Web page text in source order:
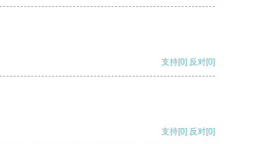
支持[0] 反对[0]
支持[0] 反对[0]